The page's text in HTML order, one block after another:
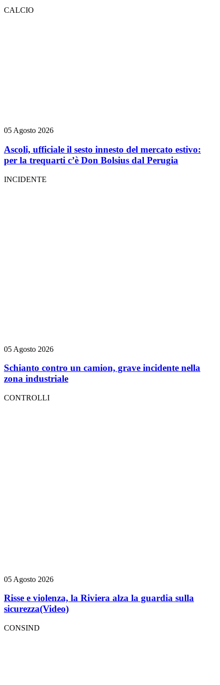
CALCIO
05 Agosto 2026
Ascoli, ufficiale il sesto innesto del mercato estivo:
per la trequarti c’è Don Bolsius dal Perugia
INCIDENTE
05 Agosto 2026
Schianto contro un camion, grave incidente nella
zona industriale
CONTROLLI
05 Agosto 2026
Risse e violenza, la Riviera alza la guardia sulla
sicurezza(Video)
CONSIND